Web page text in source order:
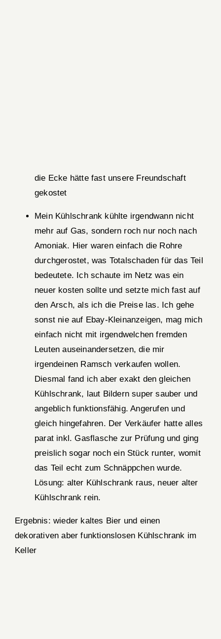
die Ecke hätte fast unsere Freundschaft
gekostet
Mein Kühlschrank kühlte irgendwann nicht
mehr auf Gas, sondern roch nur noch nach
Amoniak. Hier waren einfach die Rohre
durchgerostet, was Totalschaden für das Teil
bedeutete. Ich schaute im Netz was ein
neuer kosten sollte und setzte mich fast auf
den Arsch, als ich die Preise las. Ich gehe
sonst nie auf Ebay-Kleinanzeigen, mag mich
einfach nicht mit irgendwelchen fremden
Leuten auseinandersetzen, die mir
irgendeinen Ramsch verkaufen wollen.
Diesmal fand ich aber exakt den gleichen
Kühlschrank, laut Bildern super sauber und
angeblich funktionsfähig. Angerufen und
gleich hingefahren. Der Verkäufer hatte alles
parat inkl. Gasflasche zur Prüfung und ging
preislich sogar noch ein Stück runter, womit
das Teil echt zum Schnäppchen wurde.
Lösung: alter Kühlschrank raus, neuer alter
Kühlschrank rein.
Ergebnis: wieder kaltes Bier und einen
dekorativen aber funktionslosen Kühlschrank im
Keller